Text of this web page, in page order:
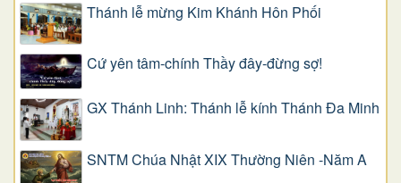
Thánh lễ mừng Kim Khánh Hôn Phối
Cứ yên tâm-chính Thầy đây-đừng sợ!
GX Thánh Linh: Thánh lễ kính Thánh Đa Minh
SNTM Chúa Nhật XIX Thường Niên -Năm A